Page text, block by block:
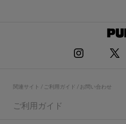
関連サイト / ご利用ガイド / お問い合わせ
ご利用ガイド